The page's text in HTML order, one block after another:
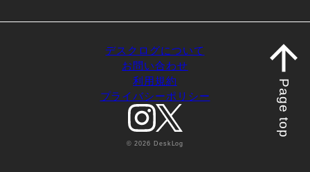
デスクログについて
お問い合わせ
利用規約
プライバシーポリシー
© 2026 DeskLog
Page top